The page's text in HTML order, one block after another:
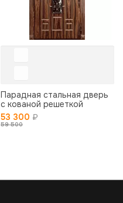
Парадная стальная дверь
с кованой решеткой
53 300 ₽
59 500